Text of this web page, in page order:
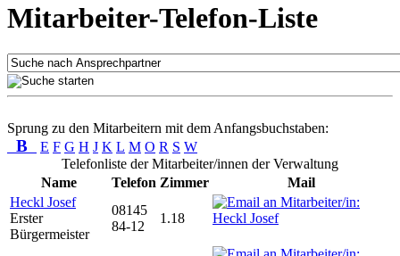
Mitarbeiter-Telefon-Liste
Sprung zu den Mitarbeitern mit dem Anfangsbuchstaben:
B E F G H J K L M O R S W
Telefonliste der Mitarbeiter/innen der Verwaltung
Name
Telefon Zimmer
Mail
Heckl Josef
Erster
Bürgermeister
08145
84-12
1.18